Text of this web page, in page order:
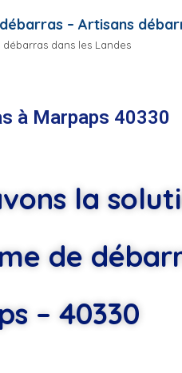
– Artisans
débarras dans les Landes
à Marpaps 40330
la
de
– 40330